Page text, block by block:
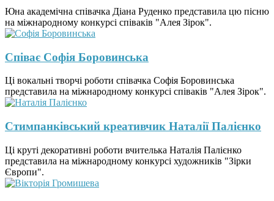
Юна академічна співачка Дiана Руденко представила цю пісню
на міжнародному конкурсі співаків "Алея Зірок".
Співає Софія Боровинська
Ці вокальні творчі роботи співачка Софія Боровинська
представила на міжнародному конкурсі співаків "Алея Зірок".
Стимпанківський креативчик Наталії Палієнко
Ці круті декоративні роботи вчителька Наталія Палієнко
представила на міжнародному конкурсі художників "Зірки
Європи".